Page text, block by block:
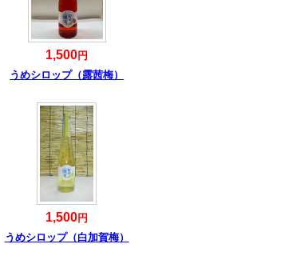
1,500円
うめシロップ（露茜梅）
1,500円
うめシロップ（白加賀梅）